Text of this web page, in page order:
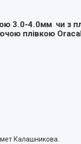
3.0-4.0мм чи
плівкою
Калашникова.